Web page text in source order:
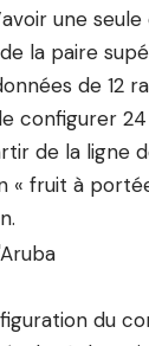
une
la paire
de 12
configurer
de la ligne
« fruit à
du